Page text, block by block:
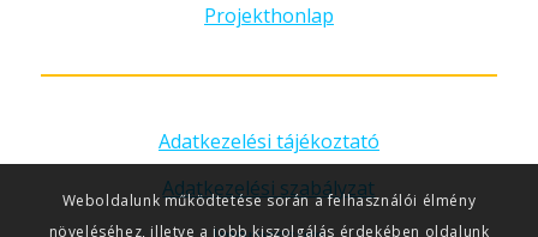
Projekthonlap
Adatkezelési tájékoztató
Adatkezelési szabályzat
Weboldalunk működtetése során a felhasználói élmény
növeléséhez, illetve a jobb kiszolgálás érdekében oldalunk